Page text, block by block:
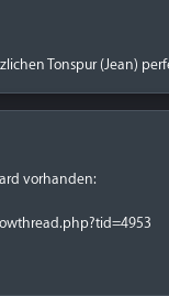
Tonspur (Jean)
vorhanden: